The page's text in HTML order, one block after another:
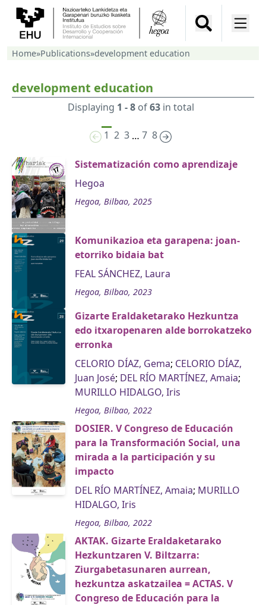
Home»Publications»development education
development education
Displaying 1 - 8of63in total
1 2 3 … 7 8
Sistematización como aprendizaje
Hegoa
Hegoa, Bilbao, 2025
Komunikazioa eta garapena: joan-
etorriko bidaia bat
FEAL SÁNCHEZ, Laura
Hegoa, Bilbao, 2023
Gizarte Eraldaketarako Hezkuntza
edo itxaropenaren alde borrokatzeko
erronka
CELORIO DÍAZ, Gema; CELORIO DÍAZ,
Juan José; DEL RÍO MARTÍNEZ, Amaia;
MURILLO HIDALGO, Iris
Hegoa, Bilbao, 2022
DOSIER. V Congreso de Educación
para la Transformación Social, una
mirada a la participación y su
impacto
DEL RÍO MARTÍNEZ, Amaia; MURILLO
HIDALGO, Iris
Hegoa, Bilbao, 2022
AKTAK. Gizarte Eraldaketarako
Hezkuntzaren V. Biltzarra:
Ziurgabetasunaren aurrean,
hezkuntza askatzailea = ACTAS. V
Congreso de Educación para la